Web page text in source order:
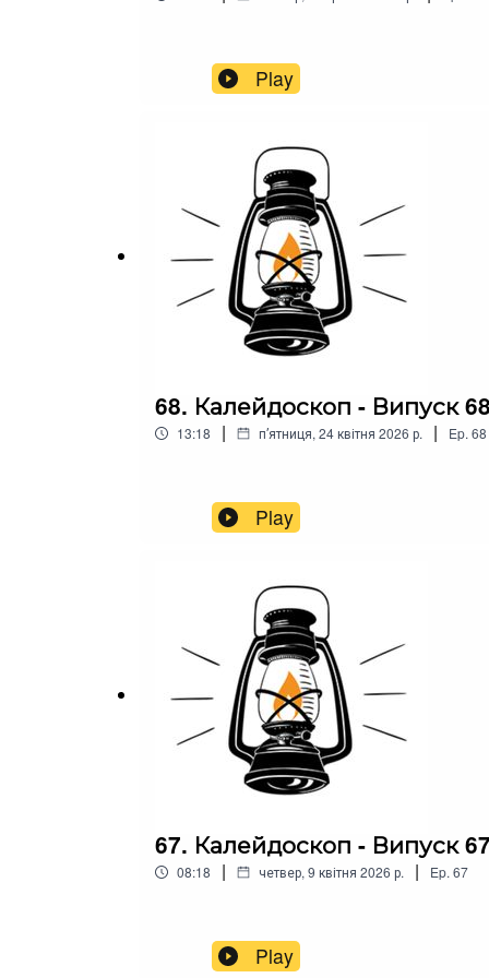
Play
68. Калейдоскоп - Випуск
13:18 | пʼятниця, 24 квітня 2026 р. | Ep. 68
Play
67. Калейдоскоп - Випуск
08:18 | четвер, 9 квітня 2026 р. | Ep. 67
Play